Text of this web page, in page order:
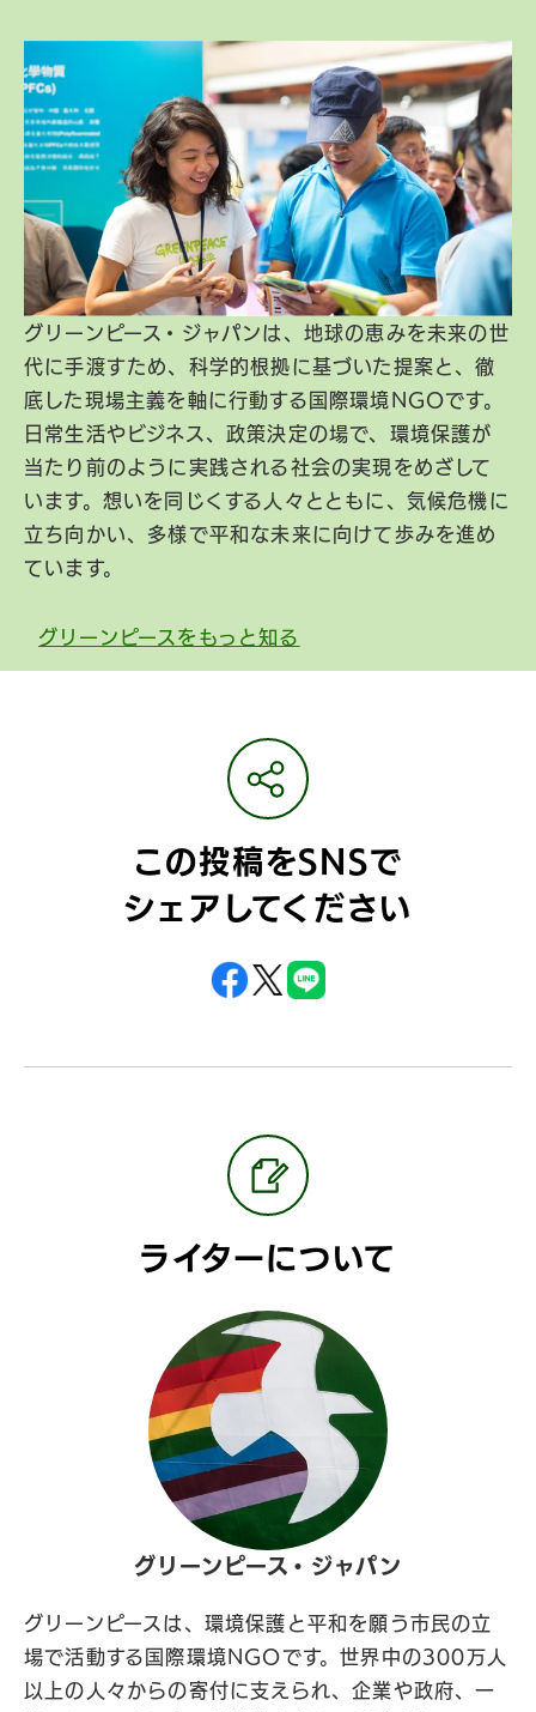
グリーンピース・ジャパンは、地球の恵みを未来の世
代に手渡すため、科学的根拠に基づいた提案と、徹
底した現場主義を軸に行動する国際環境NGOです。
日常生活やビジネス、政策決定の場で、環境保護が
当たり前のように実践される社会の実現をめざして
います。想いを同じくする人々とともに、気候危機に
立ち向かい、多様で平和な未来に向けて歩みを進め
ています。
グリーンピースをもっと知る
この投稿をSNSで
シェアしてください
ライターについて
グリーンピース・ジャパン
グリーンピースは、環境保護と平和を願う市民の立
場で活動する国際環境NGOです。世界中の300万人
以上の人々からの寄付に支えられ、企業や政府、一